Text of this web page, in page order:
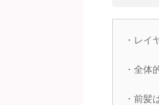
・レイ
・全体
・前髪